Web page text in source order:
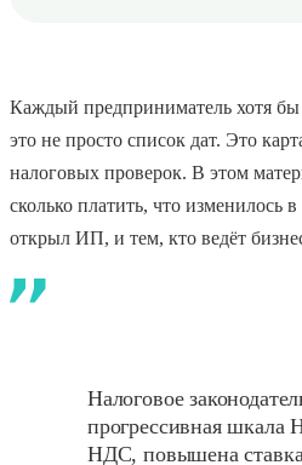
Каждый предприниматель хотя
это не просто список дат. Это
налоговых проверок. В этом
сколько платить, что изменилось
открыл ИП, и тем, кто ведёт
Налоговое
прогрессивная
НДС, повышена